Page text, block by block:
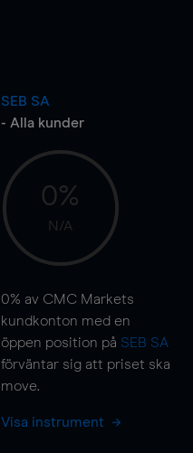
SEB SA
- Alla kunder
0%
N/A
0% av CMC Markets
kundkonton med en
öppen position på SEB SA
förväntar sig att priset ska
move.
Visa instrument